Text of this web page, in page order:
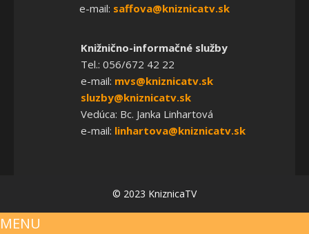
e-mail: saffova@kniznicatv.sk
Knižnično-informačné služby
Tel.: 056/672 42 22
e-mail: mvs@kniznicatv.sk
sluzby@kniznicatv.sk
Vedúca: Bc. Janka Linhartová
e-mail: linhartova@kniznicatv.sk
© 2023 KniznicaTV
MENU